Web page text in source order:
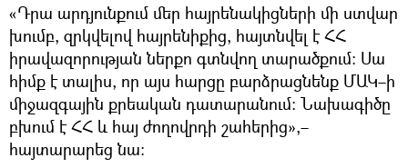
«Դրա արդյունքում մեր հայրենակիցների մի ստվար
խումբ, զրկվելով հայրենիքից, հայտնվել է ՀՀ
իրավազորության ներքո գտնվող տարածքում։ Սա
հիմք է տալիս, որ այս հարցը բարձրացնենք ՄԱԿ–ի
միջազգային քրեական դատարանում։ Նախագիծը
բխում է ՀՀ և հայ ժողովրդի շահերից»,–
հայտարարեց նա։